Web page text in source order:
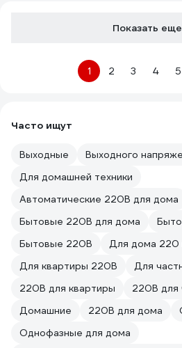
Показать
1 2 3 4 5
Часто ищут
Выходные Выходного
Для домашней техники
Автоматические 220В для дома
Бытовые 220В для дома
Бытовые 220В
Для дома 220
Для квартиры 220В
Для
220В для квартиры
220В для
Домашние
220В для дома
Однофазные для дома